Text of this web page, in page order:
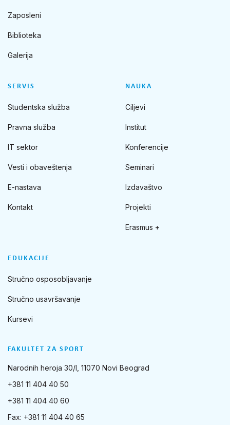
FAKULTET ZA SPORT
Narodnih heroja 30/I, 11070 Novi Beograd
+381 11 404 40 50
+381 11 404 40 60
Fax: +381 11 404 40 65
Zaposleni
Biblioteka
Galerija
SERVIS
Studentska služba
Pravna služba
IT sektor
Vesti i obaveštenja
E-nastava
Kontakt
NAUKA
Ciljevi
Institut
Konferencije
Seminari
Izdavaštvo
Projekti
Erasmus +
EDUKACIJE
Stručno osposobljavanje
Stručno usavršavanje
Kursevi